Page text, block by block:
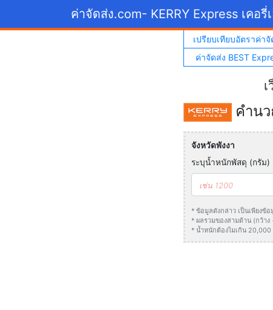
ค่าจัดส่ง.com- KERRY Express เคอรี่
เปรียบเทียบอัตราค่าจั
ค่าจัดส่ง BEST
คำน
จังหวัดพังงา
ระบุน้ำหนักพัสดุ (กรัม)
* ข้อมูลดังกล่าว เป็นเพียงข้
* ผลรวมของสามด้าน (กว้าง
* น้ำหนักต้องไมเกิน 20,000